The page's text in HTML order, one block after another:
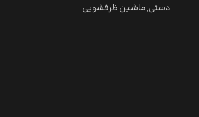
دستی,ماشین ظرفشویی